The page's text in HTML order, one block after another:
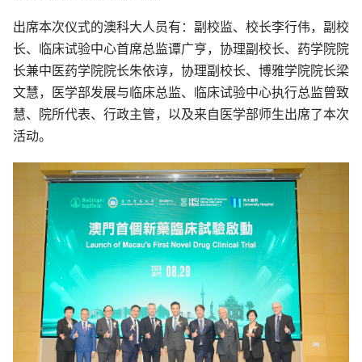
出席本次仪式的澳科大人员有：副校监、校长李行伟，副校
长、临床试验中心首席总监谭广亨，协理副校长、药学院院
长兼中医药学院院长朱依谆，协理副校长、博雅学院院长梁
文慧，医学部发展与临床总监、临床试验中心执行总监曾致
慧、院所代表、行政主管，以及来自医学部师生出席了本次
活动。